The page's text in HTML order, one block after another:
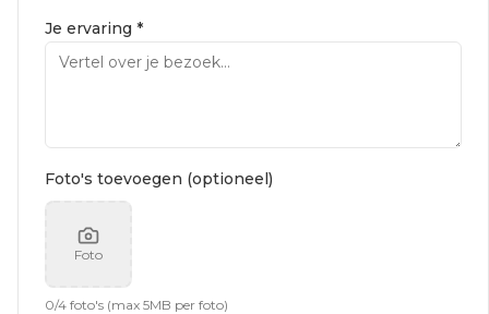
Je ervaring *
Foto's toevoegen (optioneel)
Foto
0/4 foto's (max 5MB per foto)